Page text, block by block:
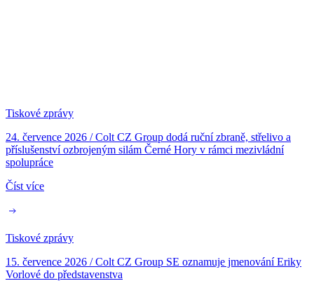
Tiskové zprávy
24. července 2026 /Colt CZ Group dodá ruční zbraně, střelivo a
příslušenství ozbrojeným silám Černé Hory v rámci mezivládní
spolupráce
Číst více
Tiskové zprávy
15. července 2026 /Colt CZ Group SE oznamuje jmenování Eriky
Vorlové do představenstva